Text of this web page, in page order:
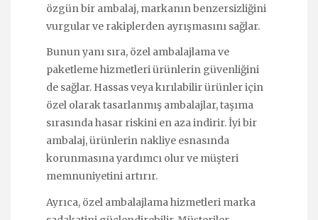
özgün bir ambalaj, markanın benzersizliğini
vurgular ve rakiplerden ayrışmasını sağlar.
Bunun yanı sıra, özel ambalajlama ve
paketleme hizmetleri ürünlerin güvenliğini
de sağlar. Hassas veya kırılabilir ürünler için
özel olarak tasarlanmış ambalajlar, taşıma
sırasında hasar riskini en aza indirir. İyi bir
ambalaj, ürünlerin nakliye esnasında
korunmasına yardımcı olur ve müşteri
memnuniyetini artırır.
Ayrıca, özel ambalajlama hizmetleri marka